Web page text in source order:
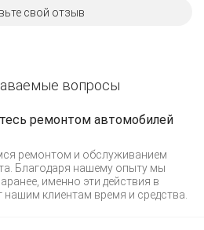
свой отзыв
вопросы
ремонтом автомобилей
ремонтом и обслуживанием
Благодаря нашему опыту мы
именно эти действия в
клиентам время и средства.